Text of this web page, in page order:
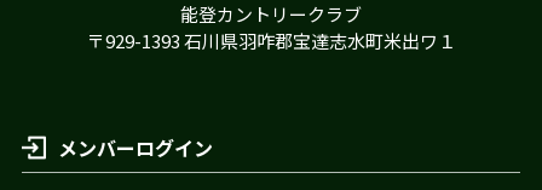
能登カントリークラブ
〒929-1393 石川県羽咋郡宝達志水町米出ワ１
メンバーログイン